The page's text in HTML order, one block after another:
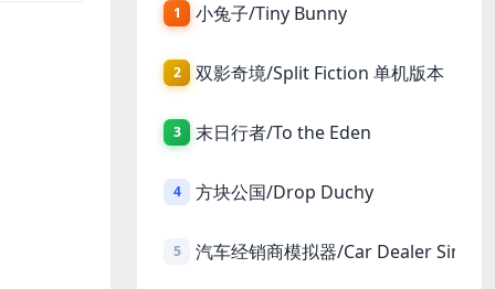
1 小兔子/Tiny Bunny
2 双影奇境/Split Fiction 单机版本
3 末日行者/To the Eden
4 方块公国/Drop Duchy
5 汽车经销商模拟器/Car Dealer